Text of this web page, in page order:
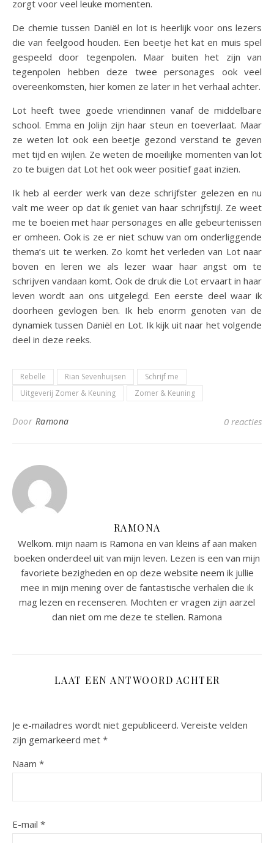
zorgt voor veel leuke momenten.
De chemie tussen Daniël en lot is heerlijk voor ons lezers
die van feelgood houden. Een beetje het kat en muis spel
gespeeld door tegenpolen. Maar buiten het zijn van
tegenpolen hebben deze twee personages ook veel
overeenkomsten, hier komen ze later in het verhaal achter.
Lot heeft twee goede vriendinnen vanaf de middelbare
school. Emma en Jolijn zijn haar steun en toeverlaat. Maar
ze weten lot ook een beetje gezond verstand te geven
met tijd en wijlen. Ze weten de moeilijke momenten van lot
zo te buigen dat Lot het ook weer positief gaat inzien.
Ik heb al eerder werk van deze schrijfster gelezen en nu
valt me weer op dat ik geniet van haar schrijfstijl. Ze weet
me te boeien met haar personages en alle gebeurtenissen
er omheen. Ook is ze er niet schuw van om onderliggende
thema’s uit te werken. Zo komt het verleden van Lot naar
boven en leren we als lezer waar haar angst om te
schrijven vandaan komt. Ook de druk die Lot ervaart in haar
leven wordt aan ons uitgelegd. Een eerste deel waar ik
doorheen gevlogen ben. Ik heb enorm genoten van de
dynamiek tussen Daniël en Lot. Ik kijk uit naar het volgende
deel in deze reeks.
Rebelle Rian Sevenhuijsen
Schrijf me
Uitgeverij Zomer & Keuning
Zomer & Keuning
Door Ramona 0 reacties
RAMONA
Welkom. mijn naam is Ramona en van kleins af aan maken
boeken onderdeel uit van mijn leven. Lezen is een van mijn
favoriete bezigheden en op deze website neem ik jullie
mee in mijn mening over de fantastische verhalen die ik
mag lezen en recenseren. Mochten er vragen zijn aarzel
dan niet om me deze te stellen. Ramona
LAAT EEN ANTWOORD ACHTER
Je e-mailadres wordt niet gepubliceerd. Vereiste velden
zijn gemarkeerd met *
Naam *
E-mail *